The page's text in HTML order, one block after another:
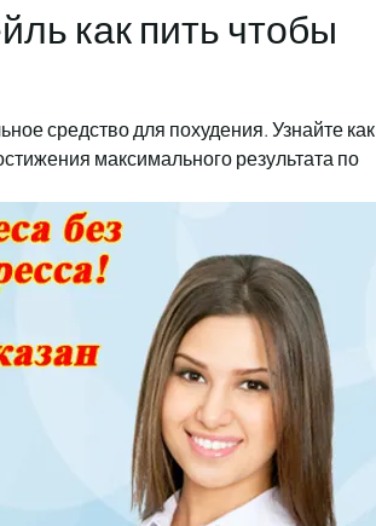
как пить чтобы
средство для похудения. Узнайте как
максимального результата по